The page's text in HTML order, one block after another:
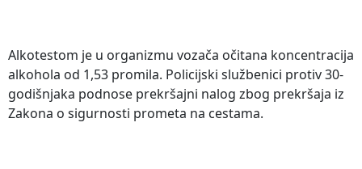
Alkotestom je u organizmu vozača očitana koncentracija
alkohola od 1,53 promila. Policijski službenici protiv 30-
godišnjaka podnose prekršajni nalog zbog prekršaja iz
Zakona o sigurnosti prometa na cestama.